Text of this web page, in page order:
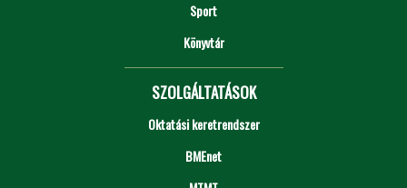
Sport
Könyvtár
SZOLGÁLTATÁSOK
Oktatási keretrendszer
BMEnet